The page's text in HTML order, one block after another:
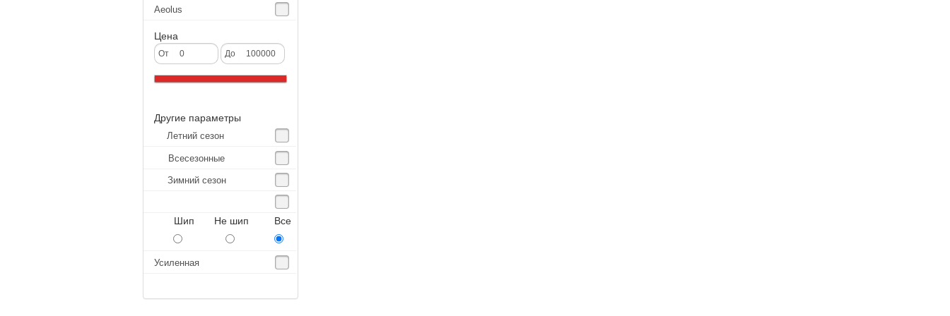
Aeolus
Agate
Agrica
Alliance
Altura
Amberstone
Amtel
Anjie
Aplus
Цена
От До
Другие параметры
Летний сезон
Всесезонные
Зимний сезон
Шип Не шип Все
Усиленная